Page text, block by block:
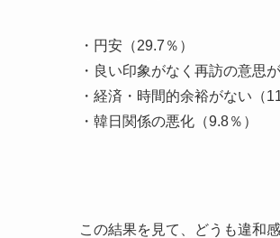
・円安（29.7％）
・良い印象がなく再訪の意思
・経済・時間的余裕がない（
・韓日関係の悪化（9.8％）
この結果を見て、どうも違和